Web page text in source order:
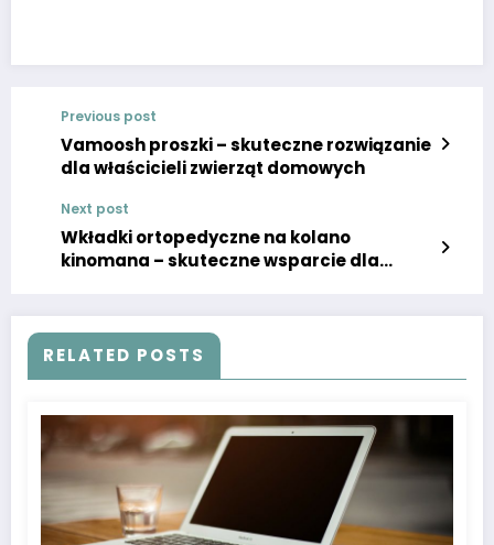
Previous post
Vamoosh proszki – skuteczne rozwiązanie
dla właścicieli zwierząt domowych
Next post
Wkładki ortopedyczne na kolano
kinomana – skuteczne wsparcie dla
RELATED POSTS